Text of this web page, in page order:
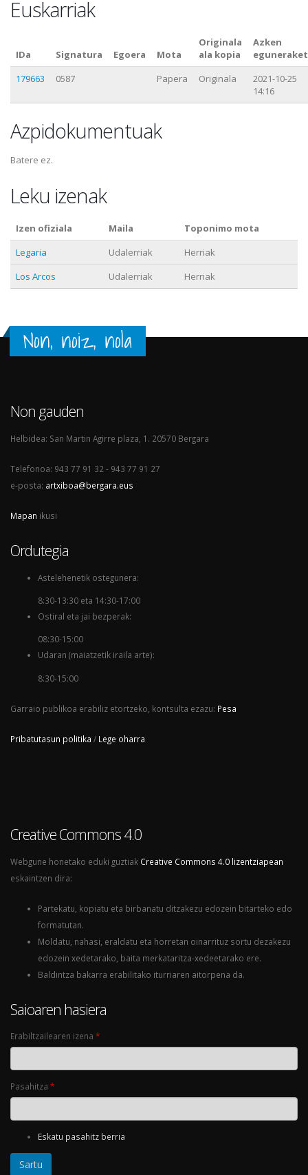
Euskarriak
IDa Signatura Egoera Mota
Originala
ala kopia
Azken
179663
0587 Papera Originala
2021-10-25
14:16
Azpidokumentuak
Batere ez.
Leku izenak
Izen ofiziala Maila
Toponimo mota
Legaria
Udalerriak
Herriak
Los Arcos
Udalerriak Herriak
Non, noiz, nola
Non gauden
Helbidea: San Martin Agirre plaza, 1. 20570 Bergara
Telefonoa: 943 77 91 32 - 943 77 91 27
e-posta: artxiboa@bergara.eus
Mapan ikusi
Ordutegia
Astelehenetik ostegunera:
8:30-13:30 eta 14:30-17:00
Ostiral eta jai bezperak:
08:30-15:00
Udaran (maiatzetik iraila arte):
8:30-15:00
Garraio publikoa erabiliz etortzeko, kontsulta ezazu: Pesa
Pribatutasun politika / Lege oharra
Creative Commons 4.0
Webgune honetako eduki guztiak Creative Commons 4.0 lizentziapean
eskaintzen dira:
Partekatu, kopiatu eta birbanatu ditzakezu edozein bitarteko edo
formatutan.
Moldatu, nahasi, eraldatu eta horretan oinarrituz sortu dezakezu
edozein xedetarako, baita merkataritza-xedeetarako ere.
Baldintza bakarra erabilitako iturriaren aitorpena da.
Saioaren hasiera
Erabiltzailearen izena *
Pasahitza *
Eskatu pasahitz berria